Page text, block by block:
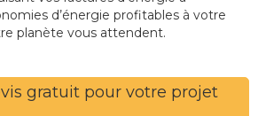
d’énergie profitables à votre
planète vous attendent.
gratuit pour votre projet